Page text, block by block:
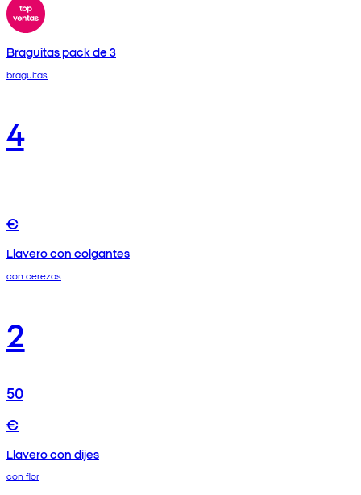
Braguitas pack de 3
braguitas
4
€
Llavero con colgantes
con cerezas
2
50
€
Llavero con dijes
con flor